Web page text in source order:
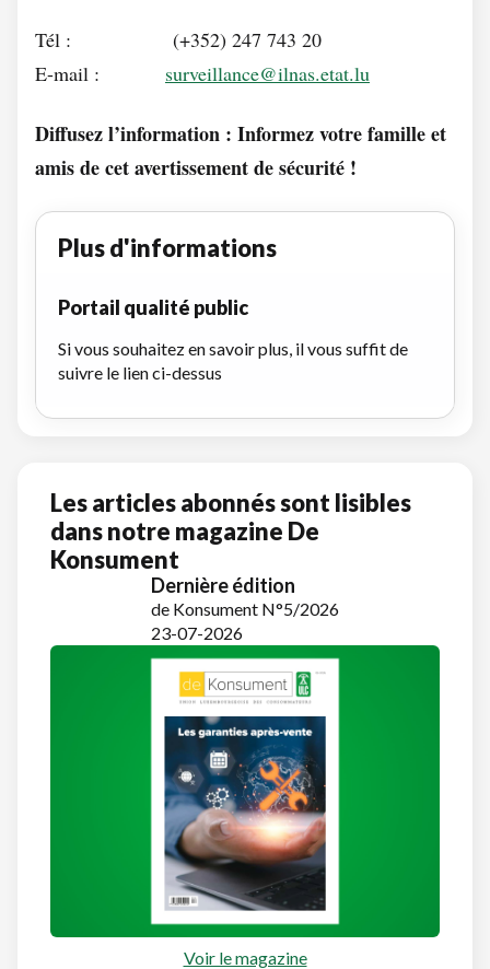
Tél : (+352) 247 743 20
E-mail : surveillance@ilnas.etat.lu
Diffusez l’information : Informez votre famille et
amis de cet avertissement de sécurité !
Plus d'informations
Portail qualité public
Si vous souhaitez en savoir plus, il vous suffit de
suivre le lien ci-dessus
Les articles abonnés sont lisibles
dans notre magazine De
Konsument
Dernière édition
de Konsument N°5/2026
23-07-2026
Voir le magazine